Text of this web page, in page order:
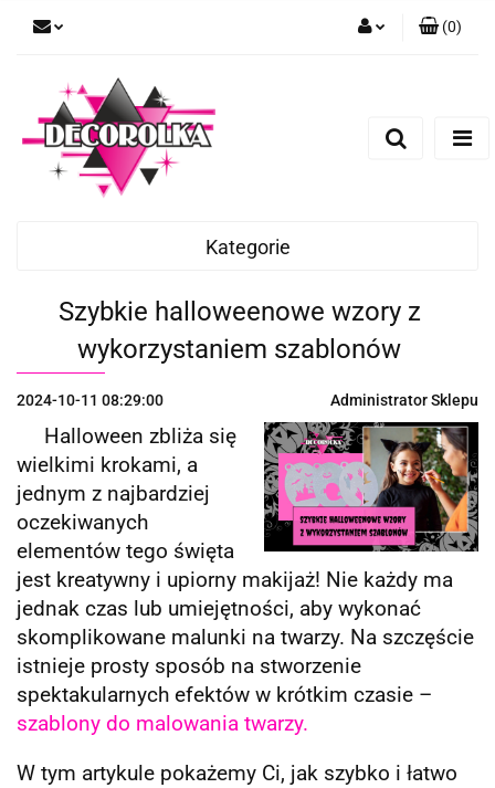
(0)
Kategorie
Szybkie halloweenowe wzory z
wykorzystaniem szablonów
2024-10-11 08:29:00 Administrator Sklepu
Halloween zbliża się
wielkimi krokami, a
jednym z najbardziej
oczekiwanych
elementów tego święta
jest kreatywny i upiorny makijaż! Nie każdy ma
jednak czas lub umiejętności, aby wykonać
skomplikowane malunki na twarzy. Na szczęście
istnieje prosty sposób na stworzenie
spektakularnych efektów w krótkim czasie –
szablony do malowania twarzy.
W tym artykule pokażemy Ci, jak szybko i łatwo